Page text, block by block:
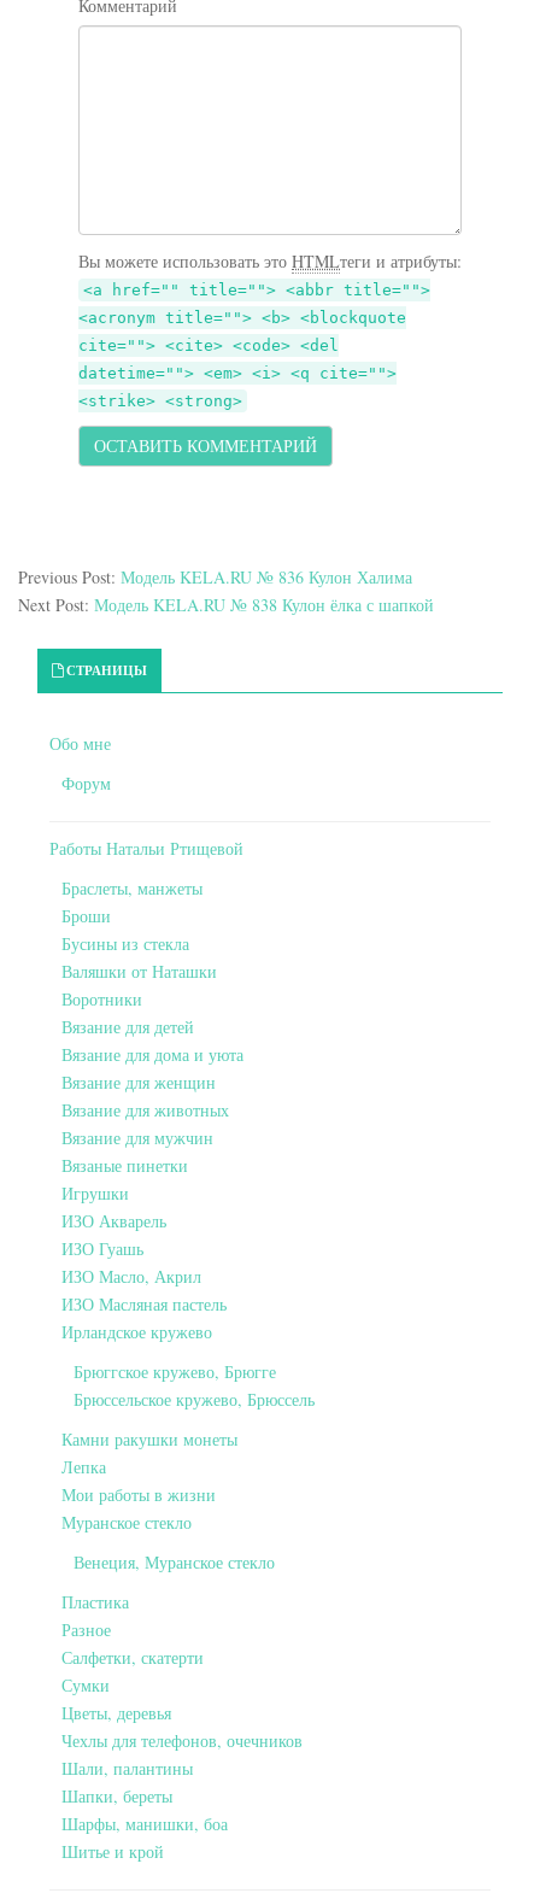
Комментарий
Вы можете использовать это HTMLтеги и атрибуты:
<a href="" title=""> <abbr title="">
<acronym title=""> <b> <blockquote
cite=""> <cite> <code> <del
datetime=""> <em> <i> <q cite="">
<strike> <strong>
Previous Post: Модель KELA.RU № 836 Кулон Халима
Next Post: Модель KELA.RU № 838 Кулон ёлка с шапкой
Primary Sidebar
СТРАНИЦЫ
Обо мне
Форум
Работы Натальи Ртищевой
Браслеты, манжеты
Броши
Бусины из стекла
Валяшки от Наташки
Воротники
Вязание для детей
Вязание для дома и уюта
Вязание для женщин
Вязание для животных
Вязание для мужчин
Вязаные пинетки
Игрушки
ИЗО Акварель
ИЗО Гуашь
ИЗО Масло, Акрил
ИЗО Масляная пастель
Ирландское кружево
Брюггское кружево, Брюгге
Брюссельское кружево, Брюссель
Камни ракушки монеты
Лепка
Мои работы в жизни
Муранское стекло
Венеция, Муранское стекло
Пластика
Разное
Салфетки, скатерти
Сумки
Цветы, деревья
Чехлы для телефонов, очечников
Шали, палантины
Шапки, береты
Шарфы, манишки, боа
Шитье и крой